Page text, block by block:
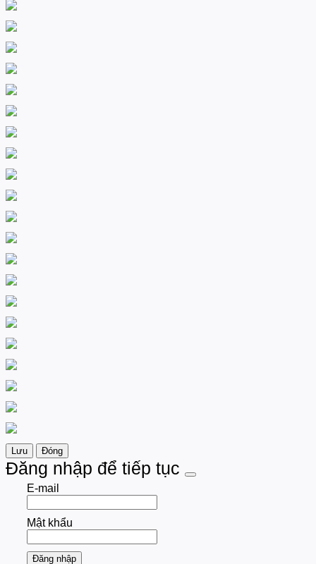
Lưu Đóng
Đăng nhập để tiếp tục
E-mail
Mật khẩu
Đăng nhập